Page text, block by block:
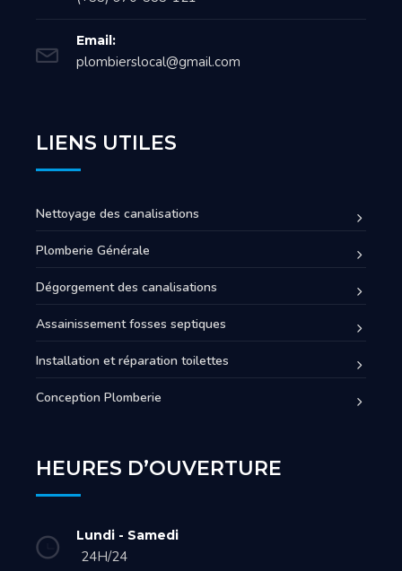
Email:
plombierslocal@gmail.com
LIENS UTILES
Nettoyage des canalisations
Plomberie Générale
Dégorgement des canalisations
Assainissement fosses septiques
Installation et réparation toilettes
Conception Plomberie
HEURES D’OUVERTURE
Lundi - Samedi
24H/24